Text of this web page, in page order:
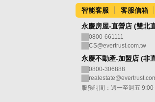
智能客服 客服信箱
永慶房屋-直營店 (雙北
0800-661111
CS@evertrust.com.tw
永慶不動產-加盟店 (非
0800-306888
服務時間：週一至週五